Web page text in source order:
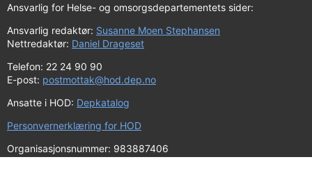
Ansvarlig for Helse- og omsorgsdepartementets sider:
Ansvarlig redaktør: Susanne Moen Stephansen
Nettredaktør: Daniel Drageset
Telefon: 22 24 90 90
E-post: postmottak@hod.dep.no
Ansatte i HOD: Depkatalog
Personvernerklæring for HOD
Organisasjonsnummer: 983887406